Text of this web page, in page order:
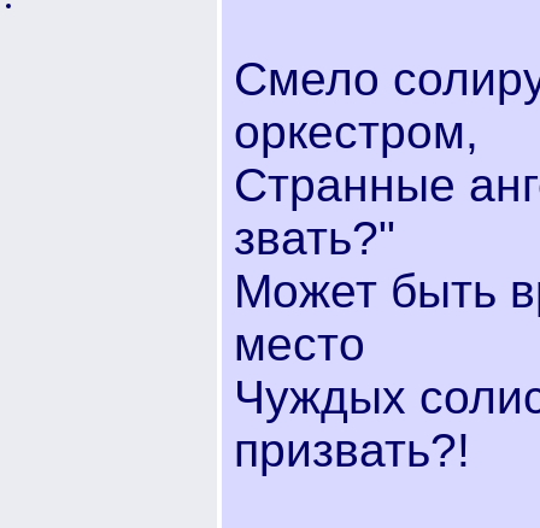
Смело
оркестром,
Странные
звать?"
Может быть
место
Чуждых
призвать?!